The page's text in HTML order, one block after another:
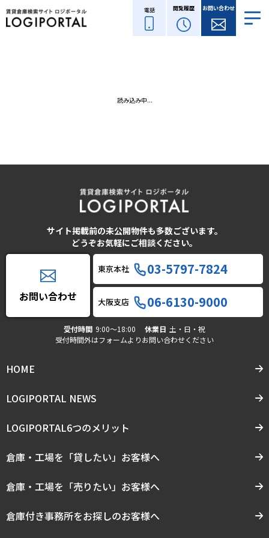
電話 閲覧履歴 お問い合わせ
読み込み中...
サイト掲載前の未公開物件も多数ございます。
どうぞお気軽にご相談ください。
お問い合わせ
東京本社 03-5797-7824
大阪支店 06-6130-9000
受付時間 9:00〜18:00 休業日 土・日・祝
受付時間外はフォームよりお問い合わせください
HOME
LOGIPORTAL NEWS
LOGIPORTAL6つのメリット
倉庫・工場を「貸したい」お客様へ
倉庫・工場を「売りたい」お客様へ
倉庫付き事務所をお探しのお客様へ